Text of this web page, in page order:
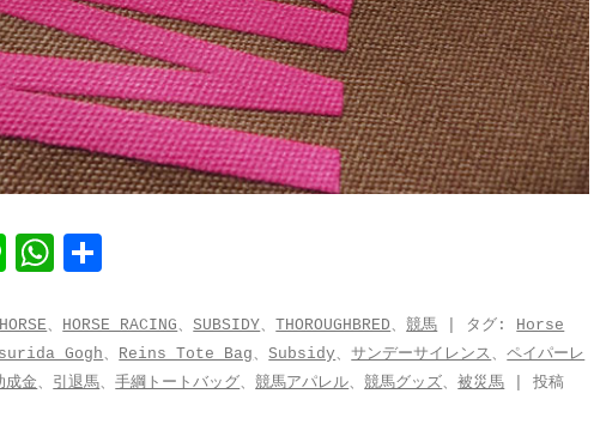
L
n
e
W
a
t
HORSE、 HORSE RACING、SUBSIDY、THOROUGHBRED、競馬 | タグ: Horse
Gogh、 Reins Tote Bag、Subsidy、サンデーサイレンス 、ペイパーレ
成金、 引退馬、手綱トートバッグ、競馬アパレル、競馬グッズ、被災馬 | 投稿